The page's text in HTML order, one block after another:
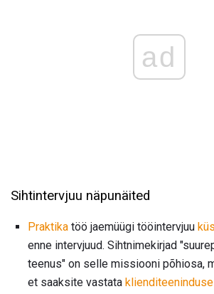
ad
Sihtintervjuu näpunäited
Praktika töö jaemüügi tööintervjuu
enne intervjuud. Sihtnimekirjad
teenus" on selle missiooni põhiosa,
et saaksite vastata klienditeeninduse